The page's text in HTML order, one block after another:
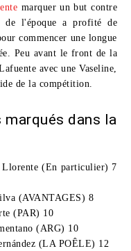
marquer un but contre
de l'époque a profité de
commencer une longue
Peu avant le front de la
avec une Vaseline,
de la compétition.
dans la
Llorente (En particulier) 7
(AVANTAGES) 8
(PAR) 10
(ARG) 10
(LA POÊLE) 12